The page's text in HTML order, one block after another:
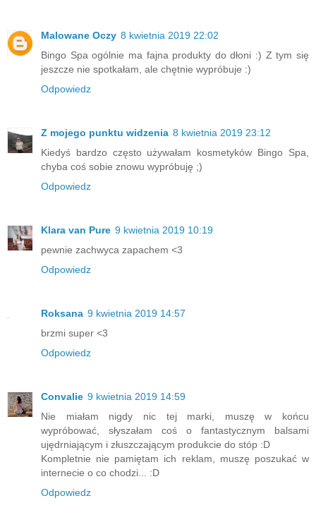
Malowane Oczy 8 kwietnia 2019 22:02
Bingo Spa ogólnie ma fajna produkty do dłoni :) Z tym się
jeszcze nie spotkałam, ale chętnie wypróbuje :)
Odpowiedz
Z mojego punktu widzenia 8 kwietnia 2019 23:12
Kiedyś bardzo często używałam kosmetyków Bingo Spa,
chyba coś sobie znowu wypróbuję ;)
Odpowiedz
Klara van Pure 9 kwietnia 2019 10:19
pewnie zachwyca zapachem <3
Odpowiedz
Roksana 9 kwietnia 2019 14:57
brzmi super <3
Odpowiedz
Convalie 9 kwietnia 2019 14:59
Nie miałam nigdy nic tej marki, muszę w końcu
wypróbować, słyszałam coś o fantastycznym balsami
ujędrniającym i złuszczającym produkcie do stóp :D
Kompletnie nie pamiętam ich reklam, muszę poszukać w
internecie o co chodzi... :D
Odpowiedz